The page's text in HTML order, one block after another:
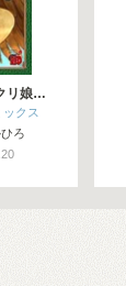
リ娘…
クス
ろ